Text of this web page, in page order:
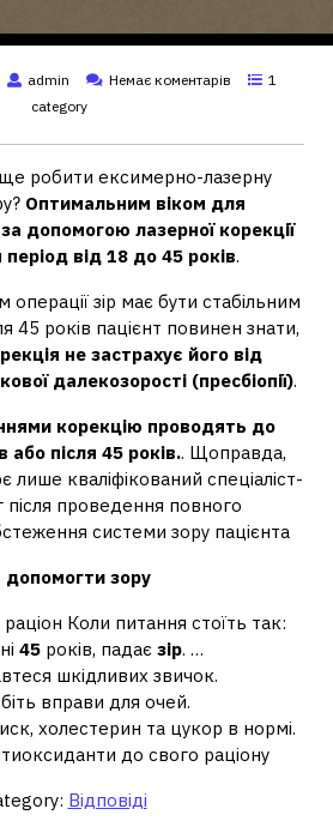
admin Немає коментарів
1
category
робити ексимерно-лазерну
Оптимальним віком для
допомогою лазерної корекції
від 18 до 45 років.
зір має бути стабільним
45 років пацієнт повинен знати,
не застрахує його від
далекозорості (пресбіопії).
корекцію проводять до
або після 45 років.. Щоправда,
лише кваліфікований спеціаліст-
проведення повного
системи зору пацієнта
допомогти зору
Коли питання стоїть так:
45років, падає зір. …
шкідливих звичок.
вправи для очей.
холестерин та цукор в нормі.
до свого раціону
Відповіді